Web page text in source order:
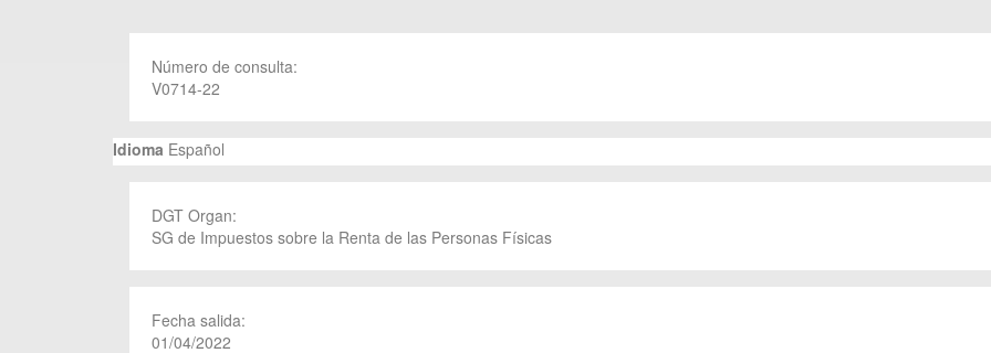
Número de consulta:
V0714-22
Idioma Español
DGT Organ:
SG de Impuestos sobre la Renta de las Personas Físicas
Fecha salida:
01/04/2022